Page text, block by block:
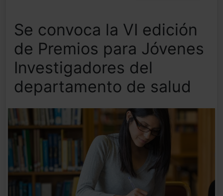
Se convoca la VI edición
de Premios para Jóvenes
Investigadores del
departamento de salud